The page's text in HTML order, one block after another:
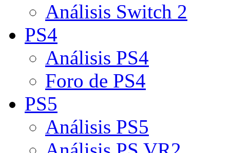
Análisis Switch 2
PS4
Análisis PS4
Foro de PS4
PS5
Análisis PS5